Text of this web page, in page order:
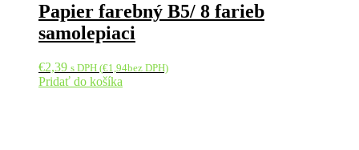
Papier farebný B5/ 8 farieb
samolepiaci
€2,39 s DPH (€1,94bez DPH)
Pridať do košíka